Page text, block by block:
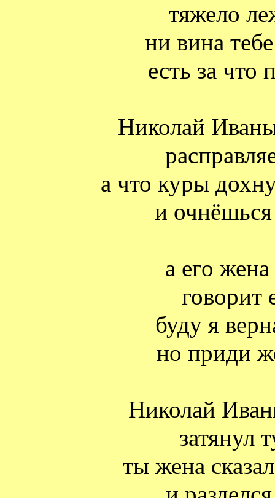
тяжело
ни вина
есть за что
Николай
а что куры
и
а его
говорит
буду я
но приди
Николай
затянул
ты жена